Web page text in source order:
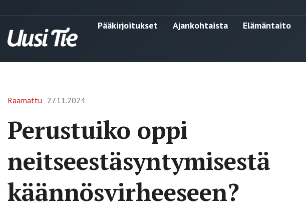
Pääkirjoitukset Ajankohtaista Elämäntaito
Raamattu 27.11.2024
Perustuiko oppi
neitseestäsyntymisestä
käännösvirheeseen?